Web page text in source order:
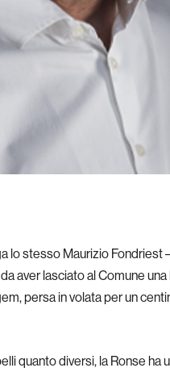
lo stesso Maurizio
aver lasciato al Comune
persa in volata per un
quanto diversi, la Ronse